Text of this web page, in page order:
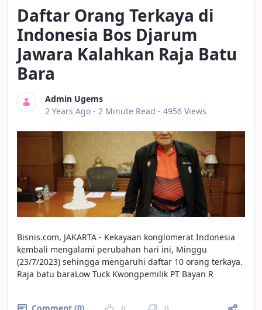
Daftar Orang Terkaya di
Indonesia Bos Djarum
Jawara Kalahkan Raja Batu
Bara
Admin Ugems
Published Date
2 Years Ago - 2 Minute Read - 4956 Views
Bisnis.com, JAKARTA - Kekayaan konglomerat Indonesia
kembali mengalami perubahan hari ini, Minggu
(23/7/2023) sehingga mengaruhi daftar 10 orang terkaya.
Raja batu baraLow Tuck Kwongpemilik PT Bayan R